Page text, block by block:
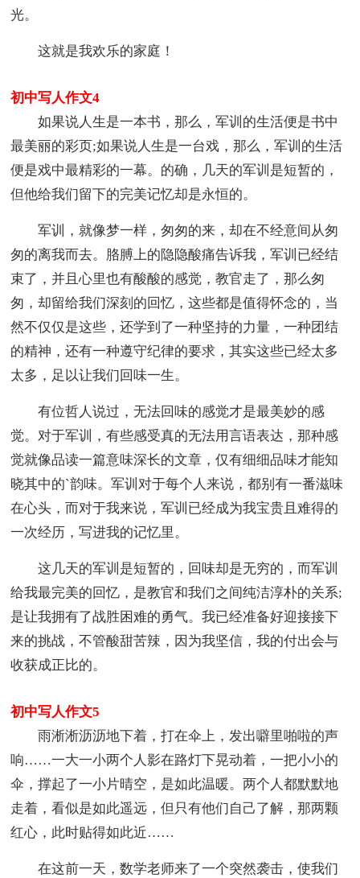
光。
这就是我欢乐的家庭！
初中写人作文4
如果说人生是一本书，那么，军训的生活便是书中
最美丽的彩页;如果说人生是一台戏，那么，军训的生活
便是戏中最精彩的一幕。的确，几天的军训是短暂的，
但他给我们留下的完美记忆却是永恒的。
军训，就像梦一样，匆匆的来，却在不经意间从匆
匆的离我而去。胳膊上的隐隐酸痛告诉我，军训已经结
束了，并且心里也有酸酸的感觉，教官走了，那么匆
匆，却留给我们深刻的回忆，这些都是值得怀念的，当
然不仅仅是这些，还学到了一种坚持的力量，一种团结
的精神，还有一种遵守纪律的要求，其实这些已经太多
太多，足以让我们回味一生。
有位哲人说过，无法回味的感觉才是最美妙的感
觉。对于军训，有些感受真的无法用言语表达，那种感
觉就像品读一篇意味深长的文章，仅有细细品味才能知
晓其中的`韵味。军训对于每个人来说，都别有一番滋味
在心头，而对于我来说，军训已经成为我宝贵且难得的
一次经历，写进我的记忆里。
这几天的军训是短暂的，回味却是无穷的，而军训
给我最完美的回忆，是教官和我们之间纯洁淳朴的关系;
是让我拥有了战胜困难的勇气。我已经准备好迎接接下
来的挑战，不管酸甜苦辣，因为我坚信，我的付出会与
收获成正比的。
初中写人作文5
雨淅淅沥沥地下着，打在伞上，发出噼里啪啦的声
响……一大一小两个人影在路灯下晃动着，一把小小的
伞，撑起了一小片晴空，是如此温暖。两个人都默默地
走着，看似是如此遥远，但只有他们自己了解，那两颗
红心，此时贴得如此近……
在这前一天，数学老师来了一个突然袭击，使我们